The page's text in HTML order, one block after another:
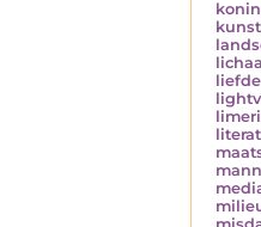
kunst
liefde